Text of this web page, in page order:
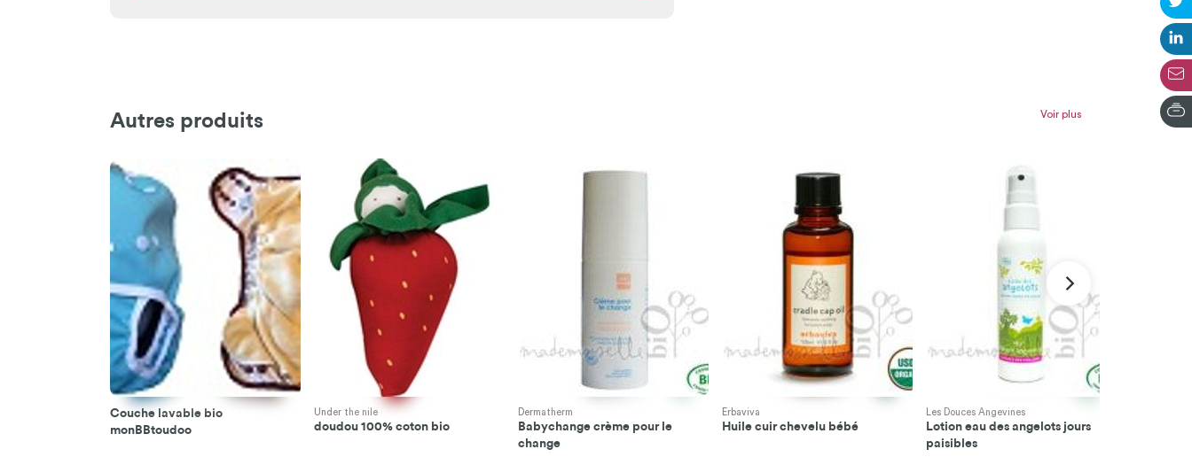
Autres produits Voir plus
Couche lavable bio
monBBtoudoo
Under the nile
doudou 100% coton bio
Dermatherm
Babychange crème pour le
change
Erbaviva
Huile cuir chevelu bébé
Les Douces Angevines
Lotion eau des angelots jours
paisibles